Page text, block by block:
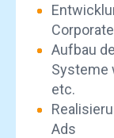
Aufbau
Systeme
etc.
Ads